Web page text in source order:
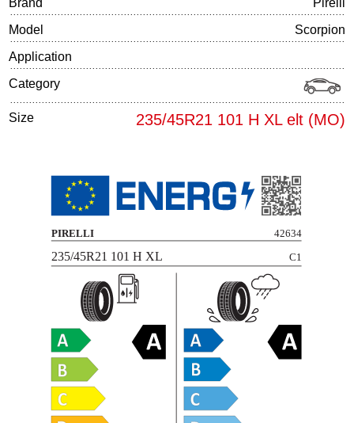
Brand
Pirelli
Model
Scorpion
Application
Category
Size 235/45R21 101 H XL elt (MO)